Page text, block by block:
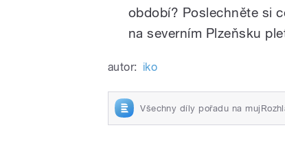
období? Poslechněte si
na severním Plzeňsku
autor: iko
Všechny díly pořadu na